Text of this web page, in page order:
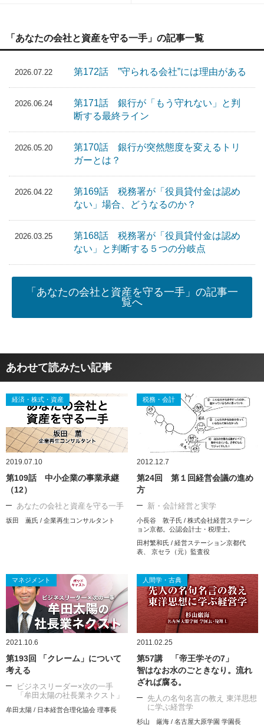
「あなたの会社と資産を守る一手」の記事一覧
2026.07.22 第172話 ”守られる会社”には理由がある
2026.06.24
第171話 銀行が「もう守れない」と判
断する最終ライン
2026.05.20
第170話 銀行が突然態度を変えるトリ
ガーとは？
2026.04.22
第169話 税務署が「役員貸付金は認め
ない」場合、どうなるのか？
2026.03.25
第168話 税務署が「役員貸付金は認め
ない」と判断する５つの分岐点
「あなたの会社と資産を守る一手」の記事一
覧へ
あわせて読みたい記事
経済・株式・資産
2019.07.10
第109話 中小企業の事業承継
（12）
あなたの会社と資産を守る一手
坂田 薫氏 / 企業再生コンサルタント
税務・会計
2012.12.7
第24回 第１回経営会議の進め
方
新・会計経営と実学
小長谷 敦子氏 / 株式会社経営ステーシ
ョン京都。公認会計士・税理士。
田村繁和氏 / 経営ステーション京都代
表、 京セラ（元）監査役
マネジメント
2021.10.6
第193回 「クレーム」について
考える
ビジネスリーダー×次の一手
「牟田太陽の社長業ネクスト」
牟田太陽 / 日本経営合理化協会 理事長
人間学・古典
2011.02.25
第57講 「帝王学その7」
智はなお水のごときなり。流れ
ざれば腐る。
先人の名句名言の教え 東洋思想
に学ぶ経営学
杉山 厳海 / 名古屋大原学園 学園長